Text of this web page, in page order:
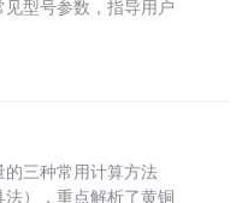
见型号参数，指导用户
三种常用计算方法
法），重点解析了黄铜